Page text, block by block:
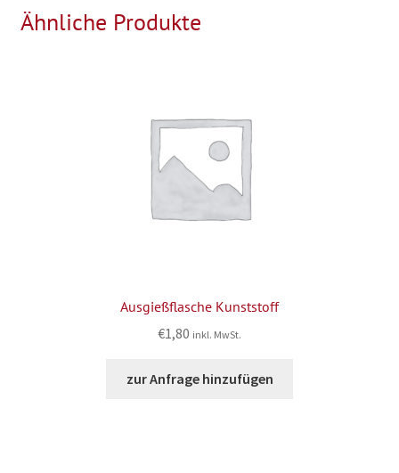
Ähnliche Produkte
Ausgießflasche Kunststoff
€1,80 inkl. MwSt.
zur Anfrage hinzufügen